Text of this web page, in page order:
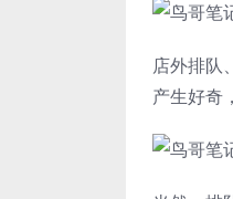
店外排队
产生好奇